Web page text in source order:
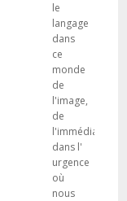
le
langage
dans
ce
monde
de
l'image,
de
l'immédiateté,
dans l'
urgence
où
nous